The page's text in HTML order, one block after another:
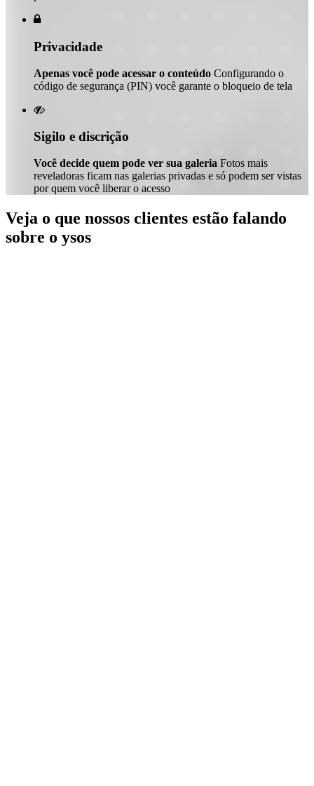

Privacidade
Apenas você pode acessar o conteúdo Configurando o
código de segurança (PIN) você garante o bloqueio de tela

Sigilo e discrição
Você decide quem pode ver sua galeria Fotos mais
reveladoras ficam nas galerias privadas e só podem ser vistas
por quem você liberar o acesso
Veja o que nossos clientes estão falando
sobre o ysos